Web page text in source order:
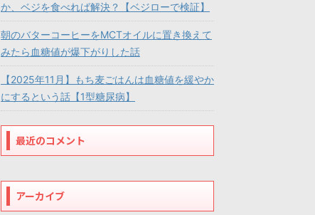
か、ベジを食べれば解決？【ベジローで検証】
朝のバターコーヒーをMCTオイルに置き換えて
みたら血糖値が爆下がりした話
【2025年11月】もち麦ごはんは血糖値を緩やか
にするという話【1型糖尿病】
最近のコメント
アーカイブ